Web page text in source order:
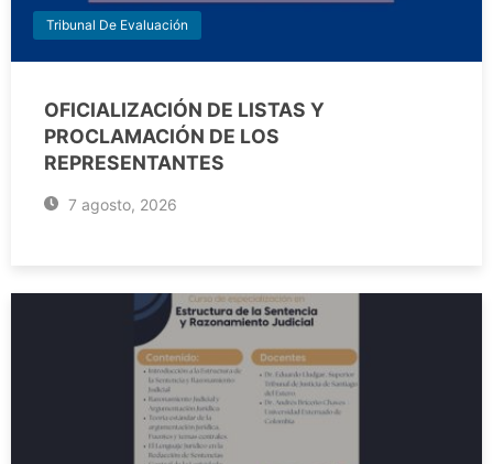
Tribunal De Evaluación
OFICIALIZACIÓN DE LISTAS Y
PROCLAMACIÓN DE LOS
REPRESENTANTES
7 agosto, 2026